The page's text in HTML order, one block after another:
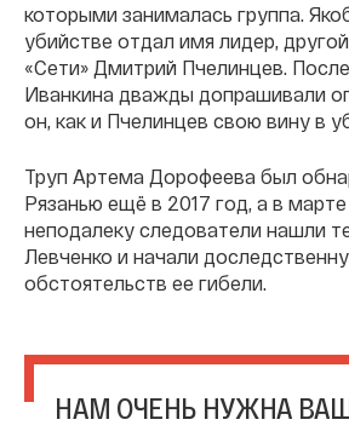
которыми занималась группа.
убийстве отдал имя лидер,
«Сети» Дмитрий Пчелинцев.
Иванкина дважды допрашивали
он, как и Пчелинцев свою вину в
Труп Артема Дорофеева был
Рязанью ещё в 2017 год, а в
неподалеку следователи нашли
Левченко и начали
обстоятельств ее гибели.
НАМ ОЧЕНЬ НУЖНА